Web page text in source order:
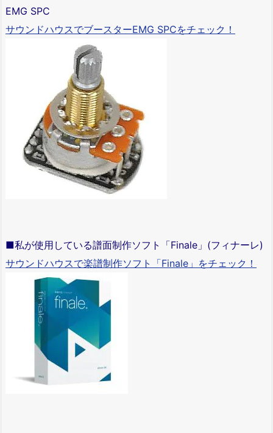
EMG SPC
サウンドハウスでブースターEMG SPCをチェック！
■私が使用している譜面制作ソフト「Finale」(フィナーレ)
サウンドハウスで楽譜制作ソフト「Finale」をチェック！